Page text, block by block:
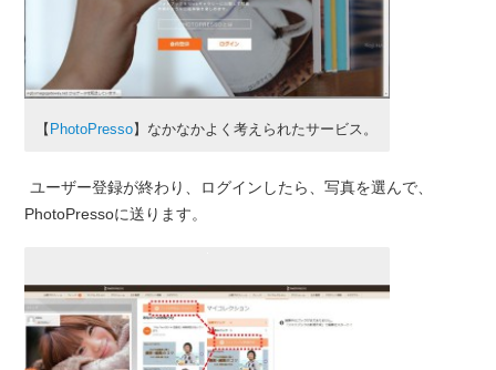
【 PhotoPresso】なかなかよく考えられたサービス。
ユーザー登録が終わり、ログインしたら、写真を選んで、
PhotoPressoに送ります。